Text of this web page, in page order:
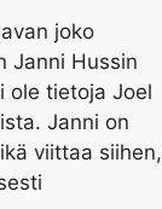
joko
Janni Hussin
ole tietoja Joel
Janni on
viittaa siihen,